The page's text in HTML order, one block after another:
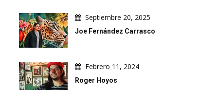
Septiembre 20, 2025
Joe Fernández Carrasco
Febrero 11, 2024
Roger Hoyos